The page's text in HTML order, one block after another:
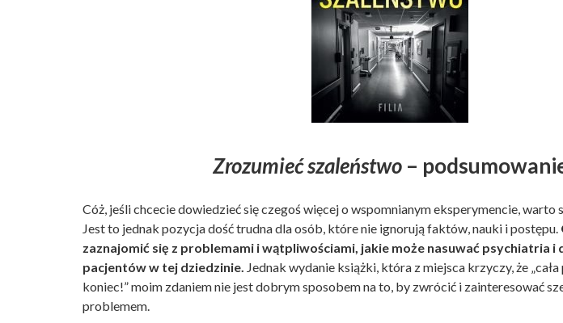
Zrozumieć szaleństwo–
Cóż, jeśli chcecie dowiedzieć się czegoś więcej o wspomnianym eksperymencie, warto
Jest to jednak pozycja dość trudna dla osób, które nie ignorują faktów, nauki i postępu.
zaznajomić się z problemami i wątpliwościami, jakie może nasuwać psychiatria i
pacjentów w tej dziedzinie. Jednak wydanie książki, która z miejsca krzyczy, że
koniec!” moim zdaniem nie jest dobrym sposobem na to, by zwrócić i zainteresować
problemem.